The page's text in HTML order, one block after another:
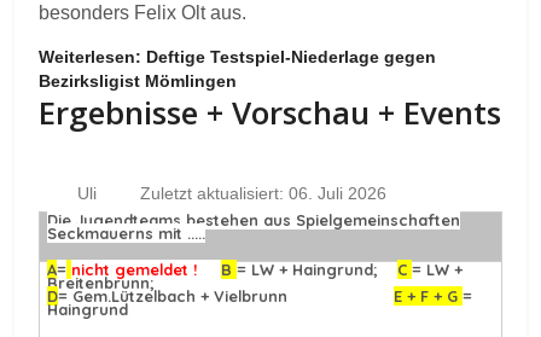
besonders Felix Olt aus.
Weiterlesen: Deftige Testspiel-Niederlage gegen
Bezirksligist Mömlingen
Ergebnisse + Vorschau + Events
Uli
Zuletzt aktualisiert: 06. Juli 2026
Die Jugendteams bestehen aus Spielgemeinschaften
Seckmauerns mit .....
A= nicht gemeldet ! B = LW + Haingrund;C = LW +
Breitenbrunn;
D= Gem.Lützelbach + Vielbrunn E + F + G =
Haingrund